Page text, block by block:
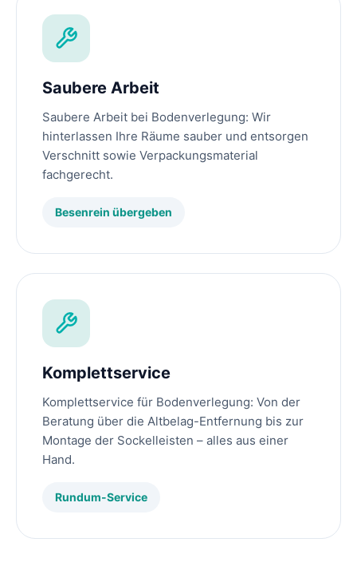
Saubere Arbeit
Saubere Arbeit bei Bodenverlegung: Wir
hinterlassen Ihre Räume sauber und entsorgen
Verschnitt sowie Verpackungsmaterial
fachgerecht.
Besenrein übergeben
Komplettservice
Komplettservice für Bodenverlegung: Von der
Beratung über die Altbelag-Entfernung bis zur
Montage der Sockelleisten – alles aus einer
Hand.
Rundum-Service